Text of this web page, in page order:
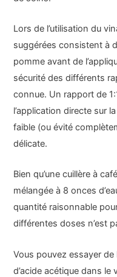
Lors de l’utilisation du
suggérées consistent à
pomme avant de
sécurité des différents
connue. Un rapport de
l’application directe sur
faible (ou évité
délicate.
Bien qu’une cuillère à
mélangée à 8 onces
quantité raisonnable
différentes doses n’est
Vous pouvez essayer de
d’acide acétique dans